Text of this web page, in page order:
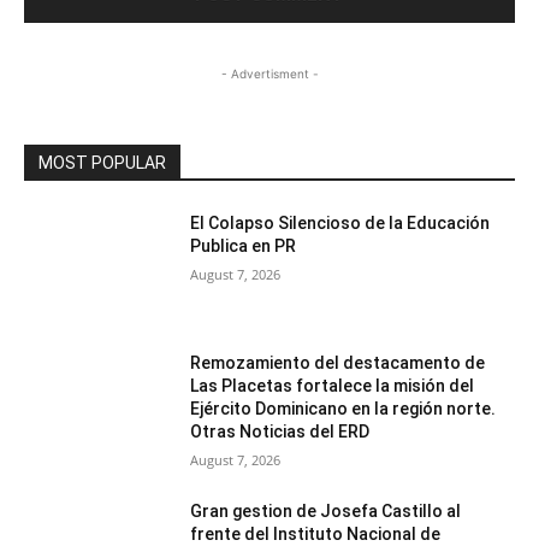
- Advertisment -
MOST POPULAR
El Colapso Silencioso de la Educación
Publica en PR
August 7, 2026
Remozamiento del destacamento de
Las Placetas fortalece la misión del
Ejército Dominicano en la región norte.
Otras Noticias del ERD
August 7, 2026
Gran gestion de Josefa Castillo al
frente del Instituto Nacional de